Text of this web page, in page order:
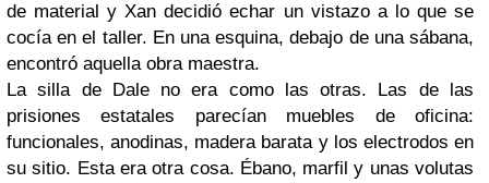
de material yXan decidió echar un vistazo a lo que se
cocía en el taller. En una esquina, debajo de una sábana,
encontró aquella obra maestra.
La silla de Daleno era como las otras. Las de las
prisiones estatales parecían muebles de oficina:
funcionales, anodinas, madera barata y los electrodos en
su sitio. Esta era otra cosa. Ébano, marfil y unas volutas